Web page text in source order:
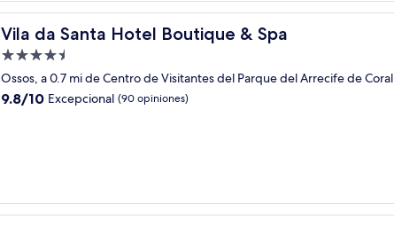
Vila da Santa Hotel Boutique & Spa
Vila da Santa Hotel Boutique & Spa
Propiedad
de
4.5
Ossos, a 0.7 mi de Centro de Visitantes del Parque del Arrecife de Coral
9.8
9.8/10 Excepcional (90 opiniones)